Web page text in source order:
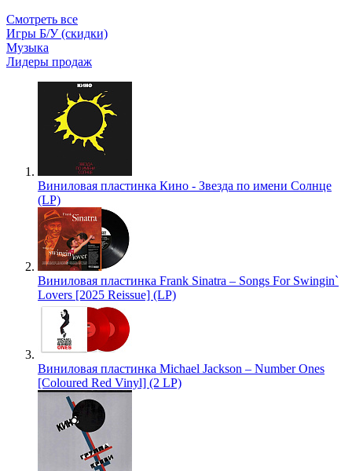
Смотреть все
Игры Б/У (скидки)
Музыка
Лидеры продаж
Виниловая пластинка Кино - Звезда по имени Солнце
(LP)
Виниловая пластинка Frank Sinatra – Songs For Swingin`
Lovers [2025 Reissue] (LP)
Виниловая пластинка Michael Jackson – Number Ones
[Coloured Red Vinyl] (2 LP)